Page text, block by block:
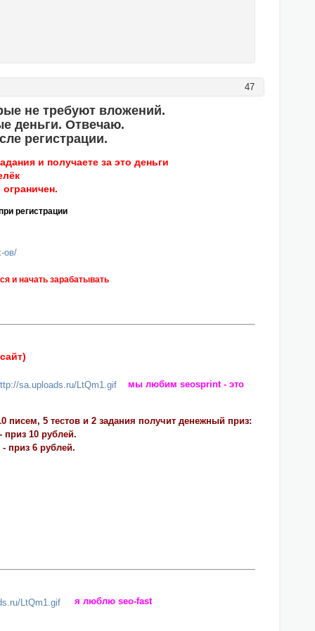
47
не требуют вложений.
деньги. Отвечаю.
регистрации.
и получаете за это деньги
регистрации
ов/
и начать зарабатывать
мы любим seosprint - это
5 тестов и 2 задания получит денежный приз:
10 рублей.
приз 6 рублей.
я люблю seo-fast